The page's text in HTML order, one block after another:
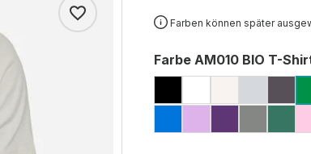
Farben können später
Farbe AM010 BIO T-
auswählen